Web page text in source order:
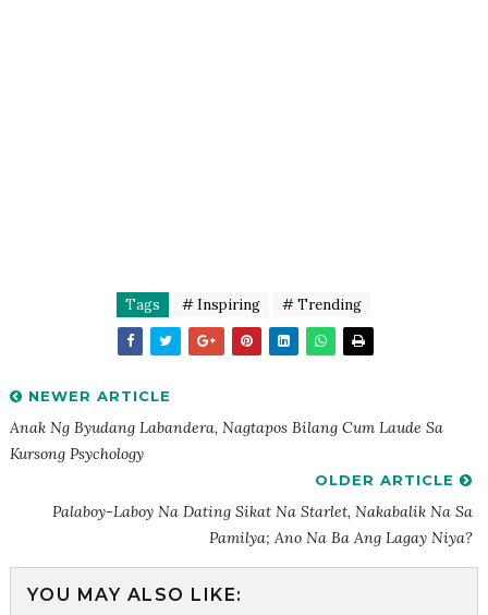
Tags # Inspiring # Trending
NEWER ARTICLE
Anak Ng Byudang Labandera, Nagtapos Bilang Cum Laude Sa
Kursong Psychology
OLDER ARTICLE
Palaboy-Laboy Na Dating Sikat Na Starlet, Nakabalik Na Sa
Pamilya; Ano Na Ba Ang Lagay Niya?
YOU MAY ALSO LIKE: